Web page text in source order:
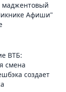
маджентовый
Афиши"
ВТБ:
смена
создает